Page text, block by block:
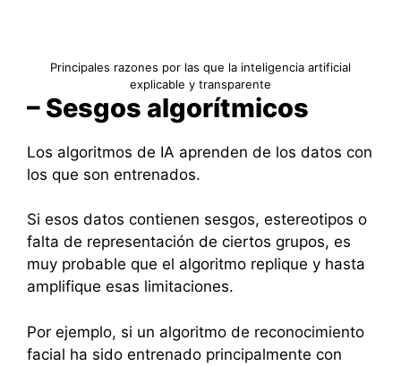
Principales razones por las que la inteligencia artificial
explicable y transparente
– Sesgos algorítmicos
Los algoritmos de IA aprenden de los datos con
los que son entrenados.
Si esos datos contienen sesgos, estereotipos o
falta de representación de ciertos grupos, es
muy probable que el algoritmo replique y hasta
amplifique esas limitaciones.
Por ejemplo, si un algoritmo de reconocimiento
facial ha sido entrenado principalmente con